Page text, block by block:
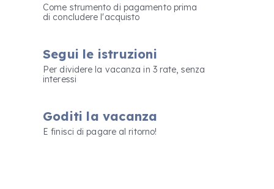
Come strumento di pagamento prima
di concludere l'acquisto
Segui le istruzioni
Per dividere la vacanza in 3 rate, senza
interessi
Goditi la vacanza
E finisci di pagare al ritorno!